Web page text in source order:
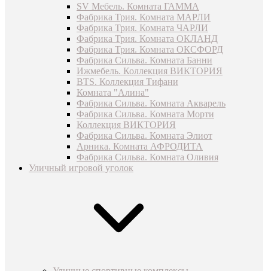
SV Мебель. Комната ГАММА
Фабрика Трия. Комната МАРЛИ
Фабрика Трия. Комната ЧАРЛИ
Фабрика Трия. Комната ОКЛАНД
Фабрика Трия. Комната ОКСФОРД
Фабрика Сильва. Комната Банни
Ижмебель. Коллекция ВИКТОРИЯ
BTS. Коллекция Тифани
Комната "Алина"
Фабрика Сильва. Комната Акварель
Фабрика Сильва. Комната Морти
Коллекция ВИКТОРИЯ
Фабрика Сильва. Комната Элиот
Арника. Комната АФРОДИТА
Фабрика Сильва. Комната Оливия
Уличный игровой уголок